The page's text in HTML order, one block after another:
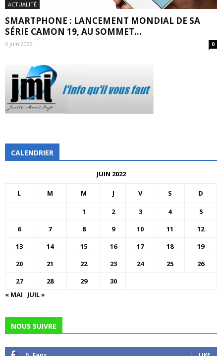
ACTUALITÉ
SMARTPHONE : LANCEMENT MONDIAL DE SA
SÉRIE CAMON 19, AU SOMMET...
6 juin 2022 0
CALENDRIER
JUIN 2022
L M M J V S D
1 2 3 4
5
6
7 8 9 10 11
12
13
14 15 16 17 18
19
20
21 22 23 24 25
26
27
28 29
30
« MAI
JUIL »
NOUS SUIVRE